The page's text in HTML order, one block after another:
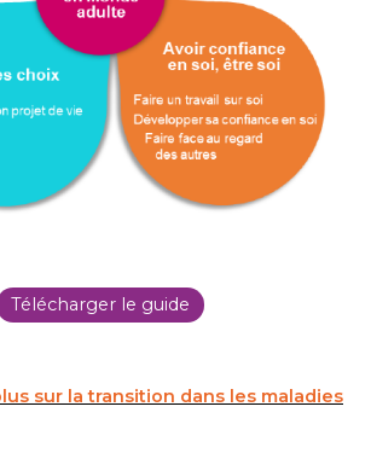
Télécharger le guide
sur la transition dans les maladies